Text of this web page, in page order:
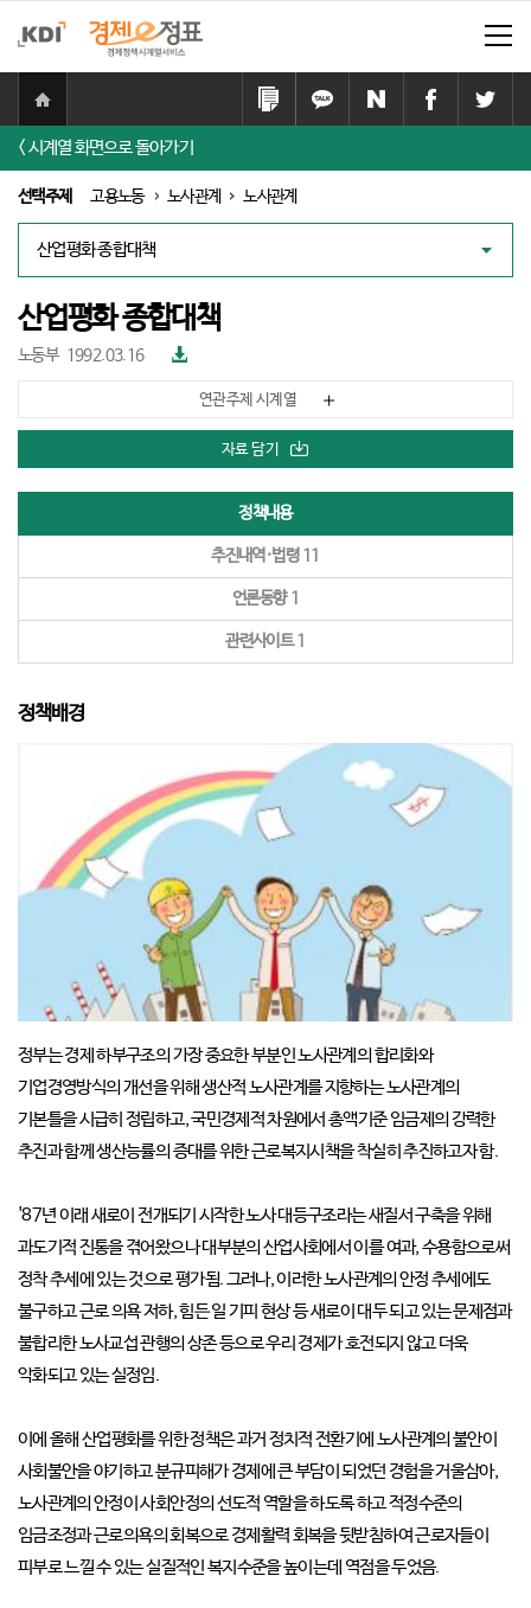
로
이
동
링
크
사
하
기
카
카
톡
유
네
이
공
하
페
이
북
유
트
위
공
하
기
< 시계열 화면으로 돌아가기
선택주제 고용노동 노사관계 노사관계
리
스
트
산업평화 종합대책
노동부 1992.03.16
파
운
드
연관주제 시계열
자료 담기
정책내용
추진내역·법령 11
언론동향 1
관련사이트 1
정책배경
정부는 경제 하부구조의 가장 중요한 부분인 노사관계의 합리화와
기업경영방식의 개선을 위해 생산적 노사관계를 지향하는 노사관계의
기본틀을 시급히 정립하고, 국민경제적 차원에서 총액기준 임금제의 강력한
추진과 함께 생산능률의 증대를 위한 근로복지시책을 착실히 추진하고자 함.
'87년 이래 새로이 전개되기 시작한 노사 대등구조라는 새질서 구축을 위해
과도기적 진통을 겪어왔으나 대부분의 산업사회에서 이를 여과, 수용함으로써
정착 추세에 있는 것으로 평가됨. 그러나, 이러한 노사관계의 안정 추세에도
불구하고 근로 의욕 저하, 힘든 일 기피 현상 등 새로이 대두 되고 있는 문제점과
불합리한 노사교섭 관행의 상존 등으로 우리 경제가 호전되지 않고 더욱
악화되고 있는 실정임.
이에 올해 산업평화를 위한 정책은 과거 정치적 전환기에 노사관계의 불안이
사회불안을 야기하고 분규피해가 경제에 큰 부담이 되었던 경험을 거울삼아,
노사관계의 안정이 사회안정의 선도적 역할을 하도록 하고 적정수준의
임금조정과 근로의욕의 회복으로 경제활력 회복을 뒷받침하여 근로자들이
피부로 느낄 수 있는 실질적인 복지수준을 높이는데 역점을 두었음.